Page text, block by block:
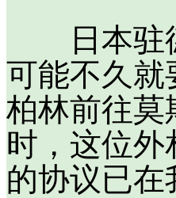
日本驻德
可能不久就
柏林前往莫
时，这位外
的协议已在